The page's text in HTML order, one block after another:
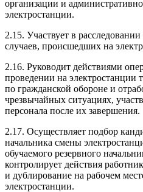
организации и
электростанции.
2.15. Участвует в
случаев, происшедших на
2.16. Руководит действиями
проведении на электростанции
по гражданской обороне и
чрезвычайных ситуациях,
персонала после их завершения.
2.17. Осуществляет подбор
начальника смены
обучаемого резервного
контролирует действия
и дублирование на рабочем
электростанции.